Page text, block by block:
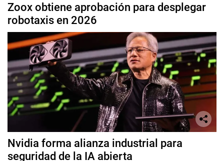
Zoox obtiene aprobación para desplegar
robotaxis en 2026
Nvidia forma alianza industrial para
seguridad de la IA abierta